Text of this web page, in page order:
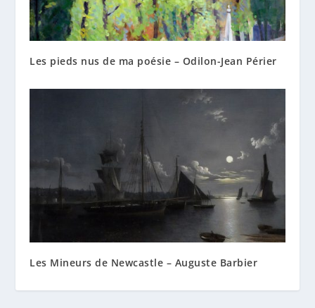
Les pieds nus de ma poésie – Odilon-Jean Périer
Les Mineurs de Newcastle – Auguste Barbier